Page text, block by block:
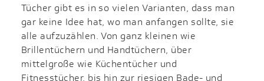
Tücher gibt es in so vielen Varianten, dass man
gar keine Idee hat, wo man anfangen sollte, sie
alle aufzuzählen. Von ganz kleinen wie
Brillentüchern und Handtüchern, über
mittelgroße wie Küchentücher und
Fitnesstücher, bis hin zur riesigen Bade- und